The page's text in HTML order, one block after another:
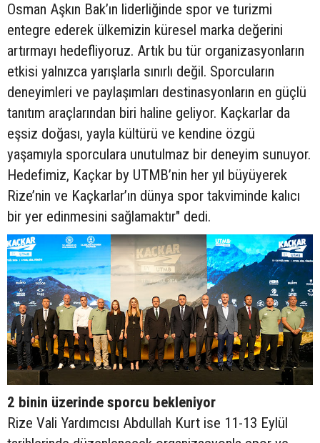
Osman Aşkın Bak’ın liderliğinde spor ve turizmi
entegre ederek ülkemizin küresel marka değerini
artırmayı hedefliyoruz. Artık bu tür organizasyonların
etkisi yalnızca yarışlarla sınırlı değil. Sporcuların
deneyimleri ve paylaşımları destinasyonların en güçlü
tanıtım araçlarından biri haline geliyor. Kaçkarlar da
eşsiz doğası, yayla kültürü ve kendine özgü
yaşamıyla sporculara unutulmaz bir deneyim sunuyor.
Hedefimiz, Kaçkar by UTMB’nin her yıl büyüyerek
Rize’nin ve Kaçkarlar’ın dünya spor takviminde kalıcı
bir yer edinmesini sağlamaktır" dedi.
2 binin üzerinde sporcu bekleniyor
Rize Vali Yardımcısı Abdullah Kurt ise 11-13 Eylül